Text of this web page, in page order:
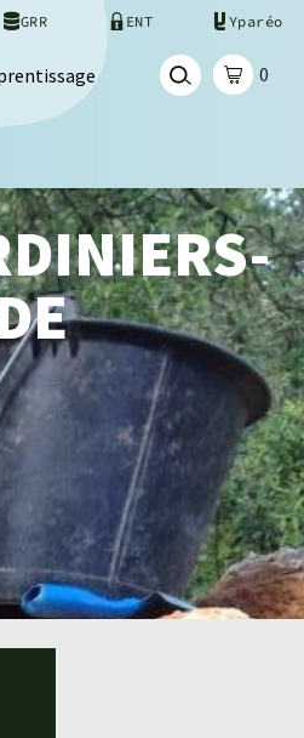
GRR ENT Yparéo
0